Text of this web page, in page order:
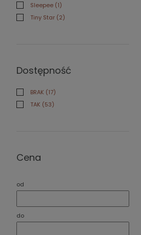
Sleepee (1)
Tiny Star (2)
Dostępność
BRAK (17)
TAK (53)
Cena
od
do